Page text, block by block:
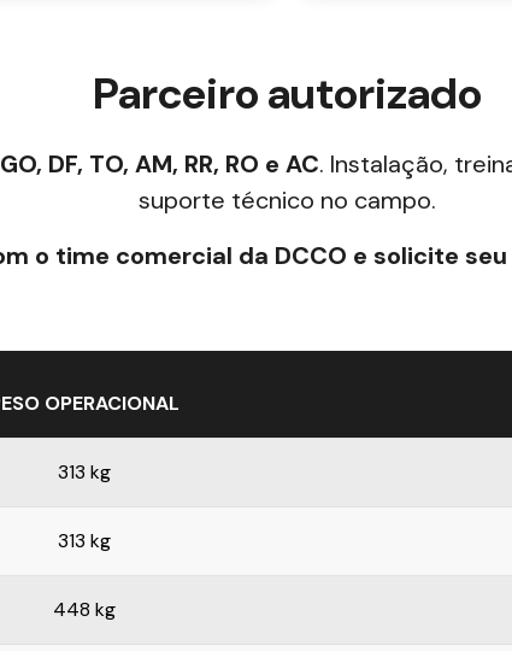
Parceiro autorizado
GO, DF, TO, AM, RR, RO e AC. Instalação,
suporte técnico no campo.
o time comercial da DCCO e solicite
OPERACIONAL
313 kg
313 kg
448 kg